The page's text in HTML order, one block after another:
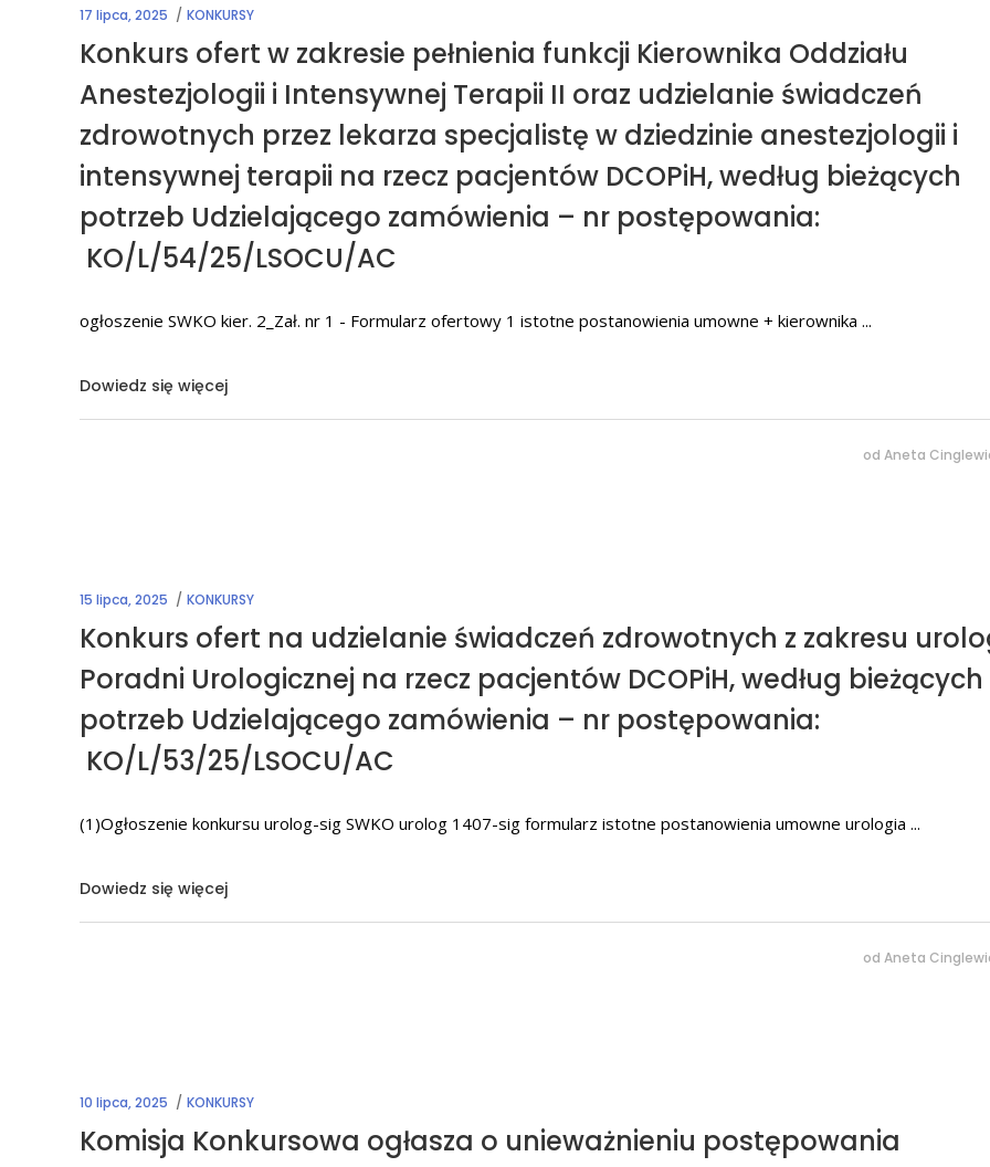
17 lipca, 2025 KONKURSY
Konkurs ofert w zakresie pełnienia funkcji Kierownika Oddziału
Anestezjologii i Intensywnej Terapii II oraz udzielanie świadczeń
zdrowotnych przez lekarza specjalistę w dziedzinie anestezjologii i
intensywnej terapii na rzecz pacjentów DCOPiH, według bieżących
potrzeb Udzielającego zamówienia – nr postępowania:
KO/L/54/25/LSOCU/AC
ogłoszenie SWKO kier. 2_Zał. nr 1 - Formularz ofertowy 1 istotne postanowienia umowne + kierownika
Dowiedz się więcej
od Aneta
15 lipca, 2025 KONKURSY
Konkurs ofert na udzielanie świadczeń zdrowotnych z zakresu
Poradni Urologicznej na rzecz pacjentów DCOPiH, według bieżących
potrzeb Udzielającego zamówienia – nr postępowania:
KO/L/53/25/LSOCU/AC
(1)Ogłoszenie konkursu urolog-sig SWKO urolog 1407-sig formularz istotne postanowienia umowne urologia
Dowiedz się więcej
od Aneta
10 lipca, 2025 KONKURSY
Komisja Konkursowa ogłasza o unieważnieniu postępowania